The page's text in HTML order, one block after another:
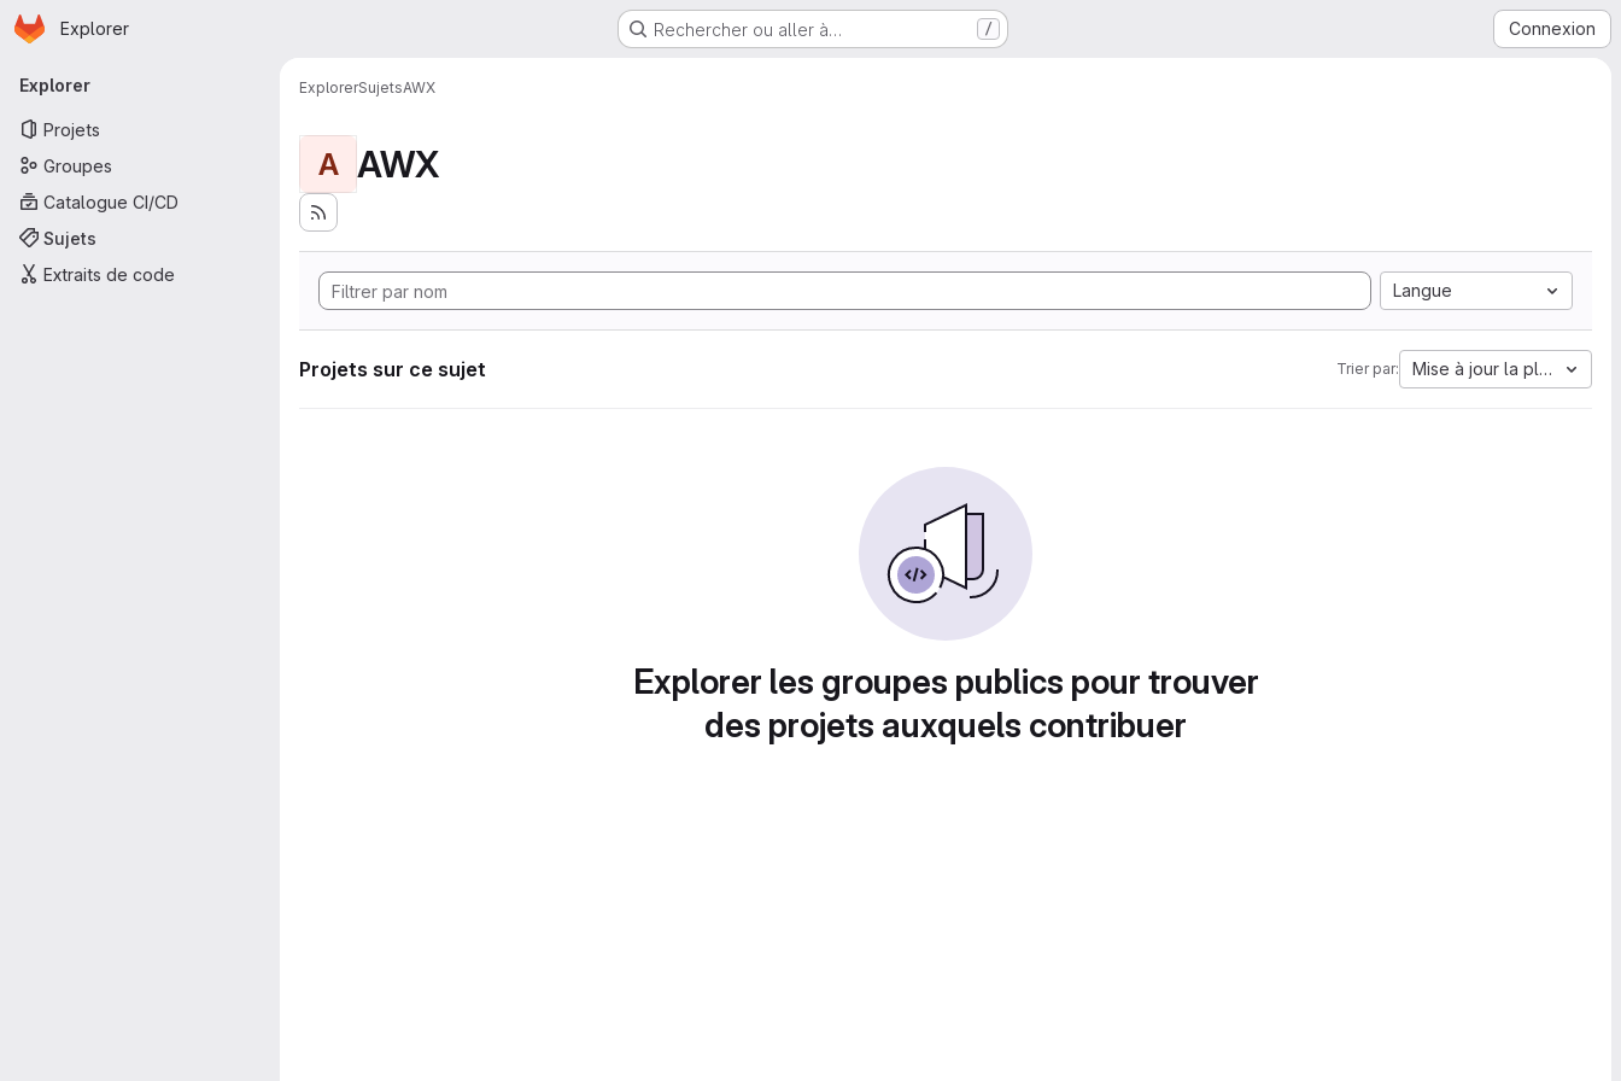
Passer au contenu principal
Page d'accueil
Explorer Rechercher ou aller à… / Connexion
Navigation principale
Explorer
Projets
Groupes
Catalogue CI/CD
Sujets
Extraits de code
ExplorerSujetsAWX
A AWX
Langue
Projets sur ce sujet Trier par: Mise à jour la plus
Explorer les groupes publics pour trouver
des projets auxquels contribuer